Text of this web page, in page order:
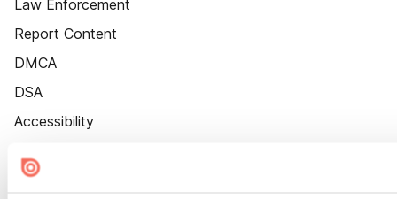
Law Enforcement
Report Content
DMCA
DSA
Accessibility